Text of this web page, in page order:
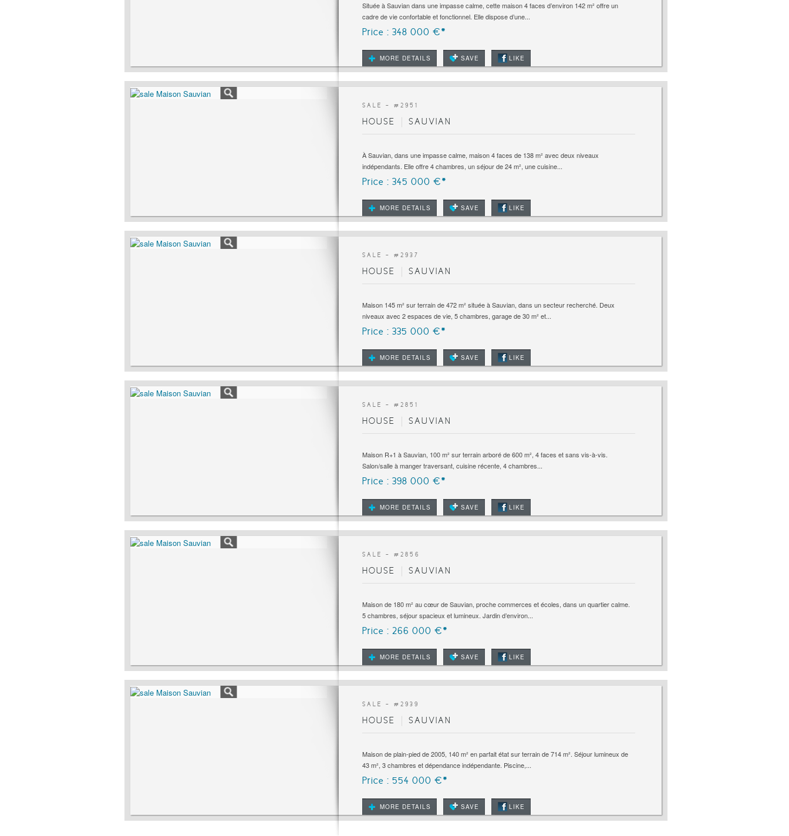
Située à Sauvian dans une impasse calme, cette maison 4 faces d’environ 142 m² offre un
cadre de vie confortable et fonctionnel. Elle dispose d’une...
Price : 348 000 €*
MORE DETAILS SAVE LIKE
SALE - # 2951
HOUSE SAUVIAN
À Sauvian, dans une impasse calme, maison 4 faces de 138 m² avec deux niveaux
indépendants. Elle offre 4 chambres, un séjour de 24 m², une cuisine...
Price : 345 000 €*
MORE DETAILS SAVE LIKE
SALE - # 2937
HOUSE SAUVIAN
Maison 145 m² sur terrain de 472 m² située à Sauvian, dans un secteur recherché. Deux
niveaux avec 2 espaces de vie, 5 chambres, garage de 30 m² et...
Price : 335 000 €*
MORE DETAILS SAVE LIKE
SALE - # 2851
HOUSE SAUVIAN
Maison R+1 à Sauvian, 100 m² sur terrain arboré de 600 m², 4 faces et sans vis-à-vis.
Salon/salle à manger traversant, cuisine récente, 4 chambres...
Price : 398 000 €*
MORE DETAILS SAVE LIKE
SALE - # 2856
HOUSE SAUVIAN
Maison de 180 m² au cœur de Sauvian, proche commerces et écoles, dans un quartier calme.
5 chambres, séjour spacieux et lumineux. Jardin d’environ...
Price : 266 000 €*
MORE DETAILS SAVE LIKE
SALE - # 2939
HOUSE SAUVIAN
Maison de plain-pied de 2005, 140 m² en parfait état sur terrain de 714 m². Séjour lumineux de
43 m², 3 chambres et dépendance indépendante. Piscine,...
Price : 554 000 €*
MORE DETAILS SAVE LIKE